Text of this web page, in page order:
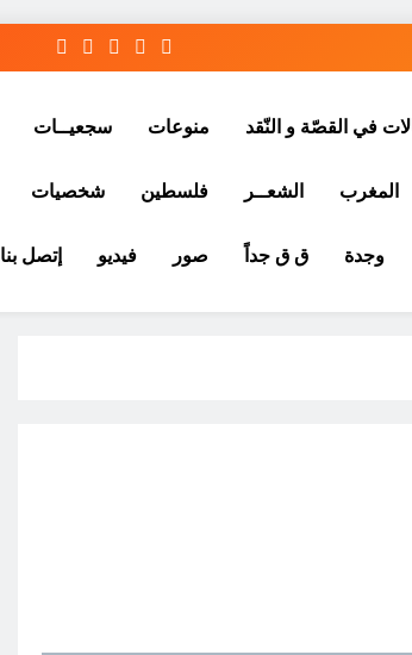
في القصّة و النّقد منوعات سجعيــات
المغرب الشعــر فلسطين شخصيات
وجدة ق ق جداً صور فيديو إتصل بنا